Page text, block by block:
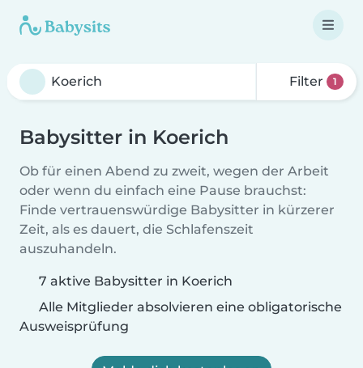
Filter 1
Babysitter in Koerich
Ob für einen Abend zu zweit, wegen der Arbeit
oder wenn du einfach eine Pause brauchst:
Finde vertrauenswürdige Babysitter in kürzerer
Zeit, als es dauert, die Schlafenszeit
auszuhandeln.
7 aktive Babysitter in Koerich
Alle Mitglieder absolvieren eine obligatorische
Ausweisprüfung